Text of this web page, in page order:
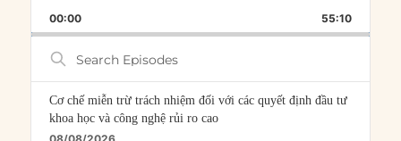
RATE
FORWARD
00:00 55:10
Search
Episodes
Cơ chế miễn trừ trách nhiệm đối với các quyết định đầu tư
khoa học và công nghệ rủi ro cao